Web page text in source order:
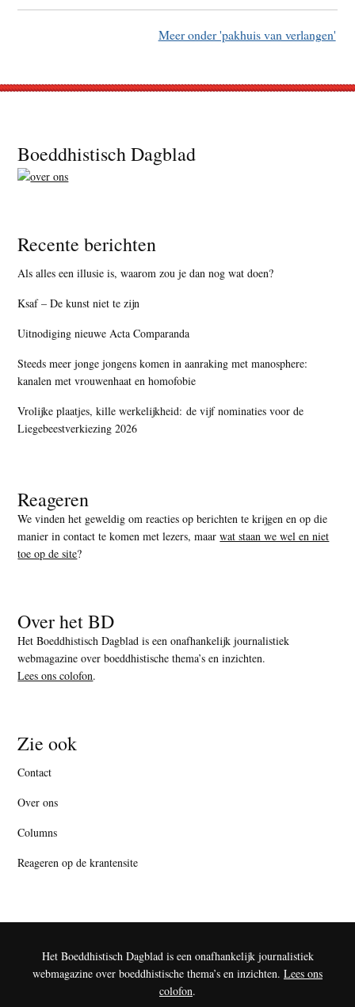
Meer onder 'pakhuis van verlangen'
Footer
Boeddhistisch Dagblad
Recente berichten
Als alles een illusie is, waarom zou je dan nog wat doen?
Ksaf – De kunst niet te zijn
Uitnodiging nieuwe Acta Comparanda
Steeds meer jonge jongens komen in aanraking met manosphere:
kanalen met vrouwenhaat en homofobie
Vrolijke plaatjes, kille werkelijkheid: de vijf nominaties voor de
Liegebeestverkiezing 2026
Reageren
We vinden het geweldig om reacties op berichten te krijgen en op die
manier in contact te komen met lezers, maarwat staan we wel en niet
toe op de site?
Over het BD
Het Boeddhistisch Dagblad is een onafhankelijk journalistiek
webmagazine over boeddhistische thema’s en inzichten.
Lees ons colofon.
Zie ook
Contact
Over ons
Columns
Reageren op de krantensite
Het Boeddhistisch Dagblad is een onafhankelijk journalistiek
webmagazine over boeddhistische thema’s en inzichten. Lees ons
colofon.